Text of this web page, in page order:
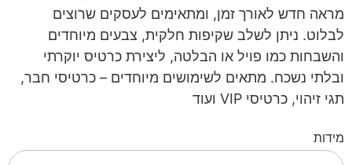
מראה חדש לאורך זמן, ומתאימים לעסקים שרוצים
לבלוט. ניתן לשלב שקיפות חלקית, צבעים מיוחדים
והשבחות כמו פויל או הבלטה, ליצירת כרטיס יוקרתי
ובלתי נשכח. מתאים לשימושים מיוחדים – כרטיסי חבר,
תגי זיהוי, כרטיסי VIP ועוד
מידות